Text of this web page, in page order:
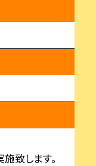
致します。